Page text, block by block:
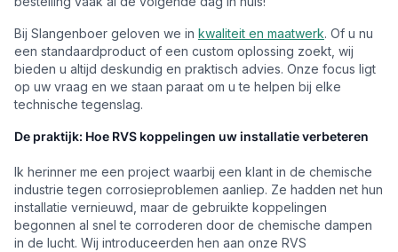
Bij Slangenboer geloven we in kwaliteit en maatwerk. Of u nu
een standaardproduct of een custom oplossing zoekt, wij
bieden u altijd deskundig en praktisch advies. Onze focus ligt
op uw vraag en we staan paraat om u te helpen bij elke
technische tegenslag.
De praktijk: Hoe RVS koppelingen uw installatie verbeteren
Ik herinner me een project waarbij een klant in de chemische
industrie tegen corrosieproblemen aanliep. Ze hadden net hun
installatie vernieuwd, maar de gebruikte koppelingen
begonnen al snel te corroderen door de chemische dampen
in de lucht. Wij introduceerden hen aan onze RVS